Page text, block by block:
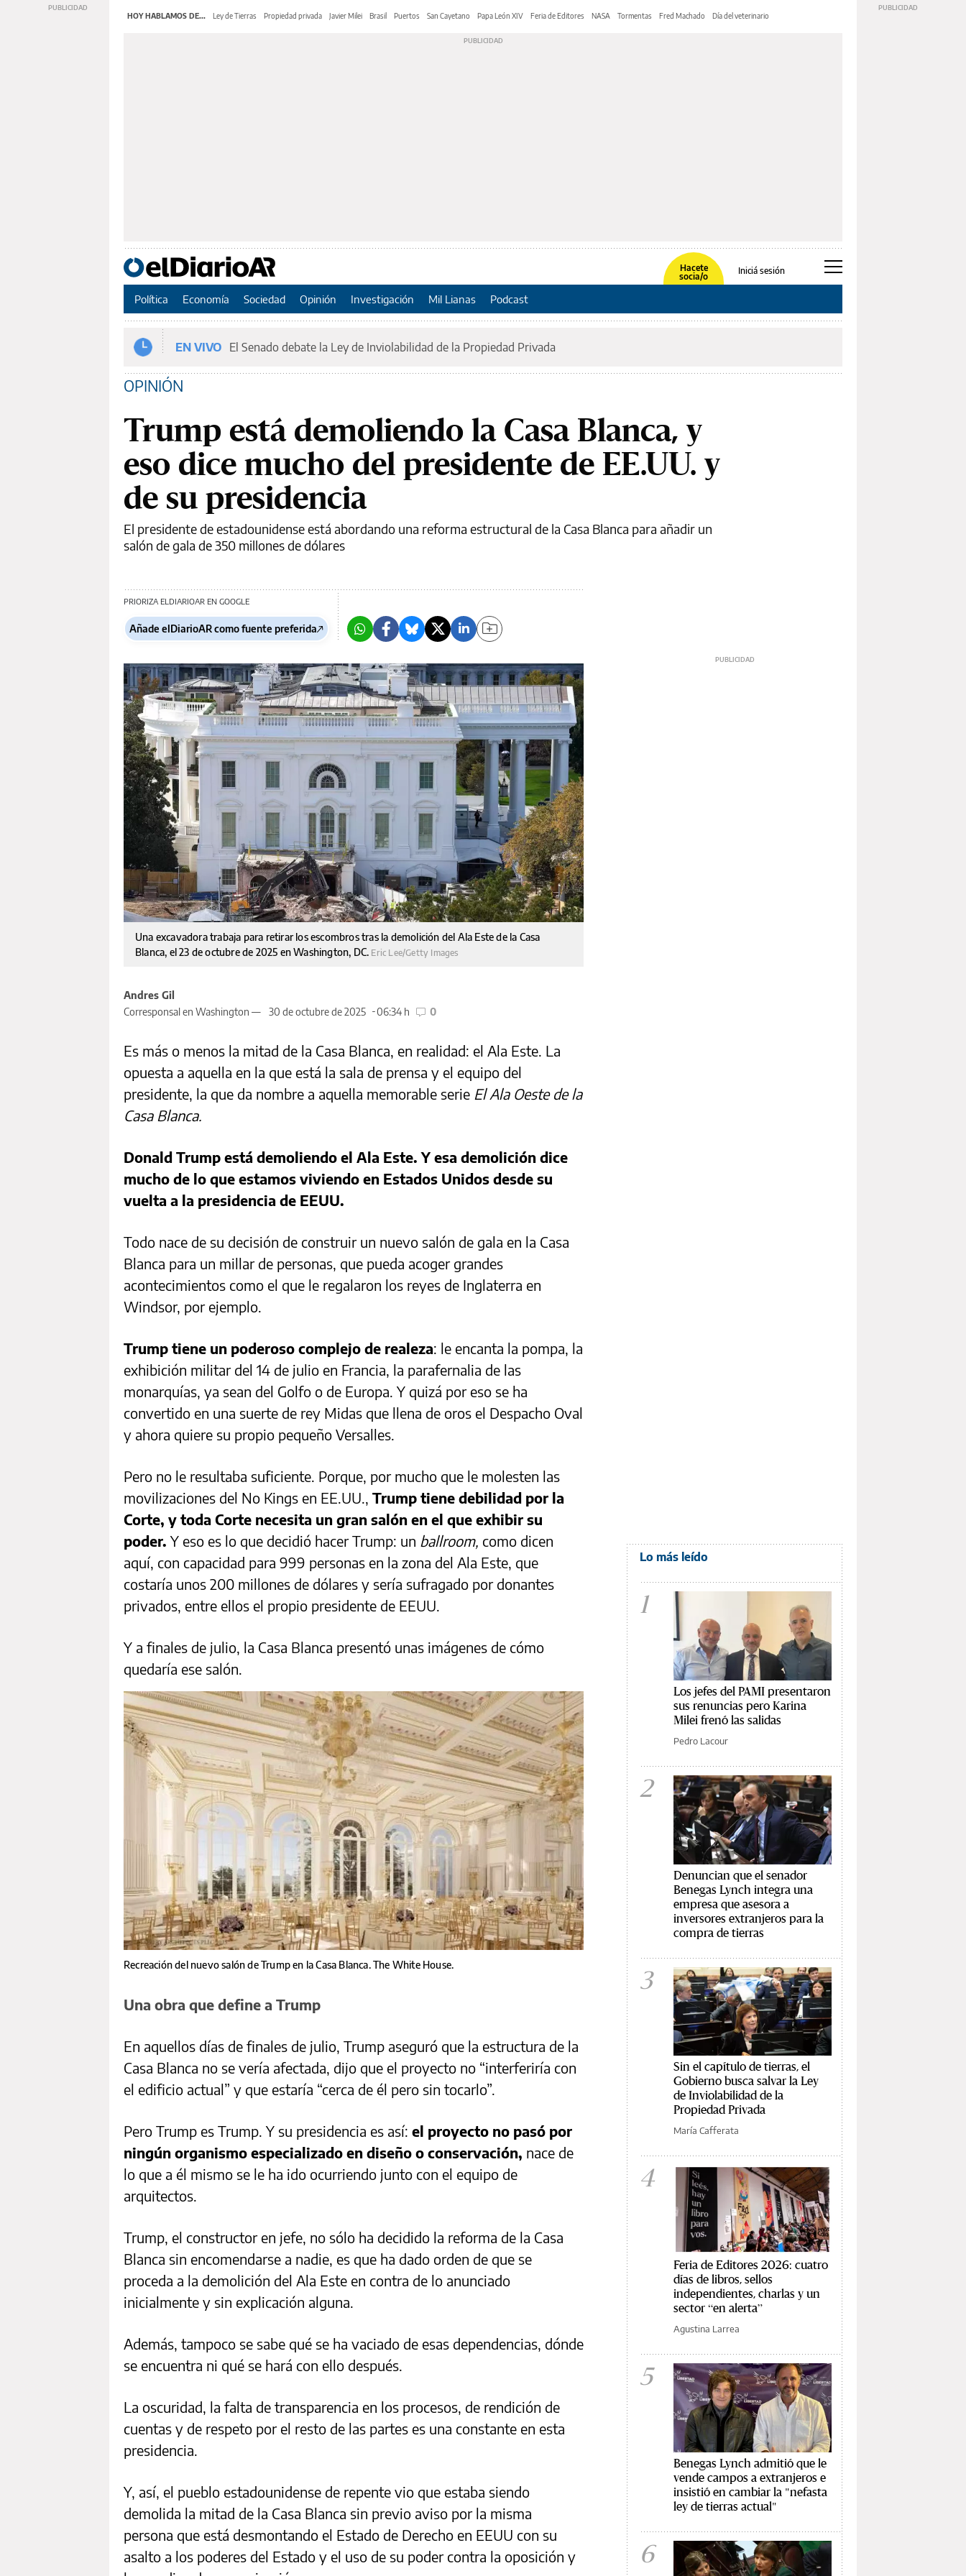
HOY HABLAMOS DE... Ley de Tierras Propiedad privada Javier Milei Brasil Puertos San Cayetano Papa León XIV Feria de Editores NASA Tormentas Fred Machado Día del veterinario
Hacete
socia/o
Iniciá sesión
Política Economía Sociedad Opinión Investigación Mil Lianas Podcast
EN VIVO El Senado debate la Ley de Inviolabilidad de la Propiedad Privada
OPINIÓN
Trump está demoliendo la Casa Blanca, y
eso dice mucho del presidente de EE.UU. y
de su presidencia
El presidente de estadounidense está abordando una reforma estructural de la Casa Blanca para añadir un
salón de gala de 350 millones de dólares
PRIORIZA ELDIARIOAR EN GOOGLE
Añade elDiarioAR como fuente preferida
Una excavadora trabaja para retirar los escombros tras la demolición del Ala Este de la Casa
Blanca, el 23 de octubre de 2025 en Washington, DC. Eric Lee/Getty Images
Andres Gil
Corresponsal en Washington —
30 de octubre de 2025 06:34 h 0
Es más o menos la mitad de la Casa Blanca, en realidad: el Ala Este. La
opuesta a aquella en la que está la sala de prensa y el equipo del
presidente, la que da nombre a aquella memorable serie El Ala Oeste de la
Casa Blanca.
Donald Trump está demoliendo el Ala Este. Y esa demolición dice
mucho de lo que estamos viviendo en Estados Unidos desde su
vuelta a la presidencia de EEUU.
Todo nace de su decisión de construir un nuevo salón de gala en la Casa
Blanca para un millar de personas, que pueda acoger grandes
acontecimientos como el que le regalaron los reyes de Inglaterra en
Windsor, por ejemplo.
Trump tiene un poderoso complejo de realeza: le encanta la pompa, la
exhibición militar del 14 de julio en Francia, la parafernalia de las
monarquías, ya sean del Golfo o de Europa. Y quizá por eso se ha
convertido en una suerte de rey Midas que llena de oros el Despacho Oval
y ahora quiere su propio pequeño Versalles.
Pero no le resultaba suficiente. Porque, por mucho que le molesten las
movilizaciones del No Kings en EE.UU., Trump tiene debilidad por la
Corte, y toda Corte necesita un gran salón en el que exhibir su
poder. Y eso es lo que decidió hacer Trump: un ballroom, como dicen
aquí, con capacidad para 999 personas en la zona del Ala Este, que
costaría unos 200 millones de dólares y sería sufragado por donantes
privados, entre ellos el propio presidente de EEUU.
Y a finales de julio, la Casa Blanca presentó unas imágenes de cómo
quedaría ese salón.
Recreación del nuevo salón de Trump en la Casa Blanca. The White House.
Una obra que define a Trump
En aquellos días de finales de julio, Trump aseguró que la estructura de la
Casa Blanca no se vería afectada, dijo que el proyecto no “interferiría con
el edificio actual” y que estaría “cerca de él pero sin tocarlo”.
Pero Trump es Trump. Y su presidencia es así: el proyecto no pasó por
ningún organismo especializado en diseño o conservación, nace de
lo que a él mismo se le ha ido ocurriendo junto con el equipo de
arquitectos.
Trump, el constructor en jefe, no sólo ha decidido la reforma de la Casa
Blanca sin encomendarse a nadie, es que ha dado orden de que se
proceda a la demolición del Ala Este en contra de lo anunciado
inicialmente y sin explicación alguna.
Además, tampoco se sabe qué se ha vaciado de esas dependencias, dónde
se encuentra ni qué se hará con ello después.
La oscuridad, la falta de transparencia en los procesos, de rendición de
cuentas y de respeto por el resto de las partes es una constante en esta
presidencia.
Y, así, el pueblo estadounidense de repente vio que estaba siendo
demolida la mitad de la Casa Blanca sin previo aviso por la misma
persona que está desmontando el Estado de Derecho en EEUU con su
asalto a los poderes del Estado y el uso de su poder contra la oposición y
Lo más leído
1
Los jefes del PAMI presentaron
sus renuncias pero Karina
Milei frenó las salidas
Pedro Lacour
2
Denuncian que el senador
Benegas Lynch integra una
empresa que asesora a
inversores extranjeros para la
compra de tierras
3
Sin el capítulo de tierras, el
Gobierno busca salvar la Ley
de Inviolabilidad de la
Propiedad Privada
María Cafferata
4
Feria de Editores 2026: cuatro
días de libros, sellos
independientes, charlas y un
sector “en alerta”
Agustina Larrea
5
Benegas Lynch admitió que le
vende campos a extranjeros e
insistió en cambiar la "nefasta
ley de tierras actual"
6